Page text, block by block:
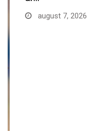
august 7, 2026